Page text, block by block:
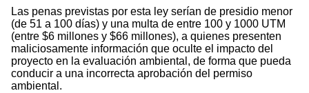
Las penas previstas por esta ley serían de presidio menor
(de 51 a 100 días) y una multa de entre 100 y 1000 UTM
(entre $6 millones y $66 millones), a quienes presenten
maliciosamente información que oculte el impacto del
proyecto en la evaluación ambiental, de forma que pueda
conducir a una incorrecta aprobación del permiso
ambiental.